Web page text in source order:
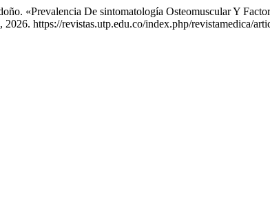
«Prevalencia De sintomatología Osteomuscular Y
https://revistas.utp.edu.co/index.php/revistamedica/